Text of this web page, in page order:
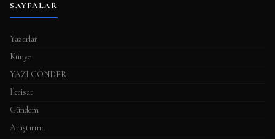
SAYFALAR
Yazarlar
Künye
YAZI GÖNDER
İktisat
Gündem
Araştırma